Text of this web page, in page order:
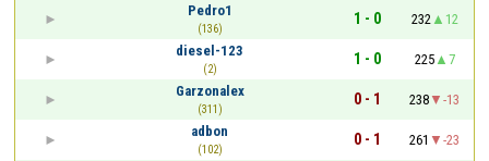
Pedro1
(136)
1 - 0 232
12
diesel-123
(2)
1 - 0 225
7
Garzonalex
(311)
0 - 1 238
-13
adbon
(102)
0 - 1 261
-23